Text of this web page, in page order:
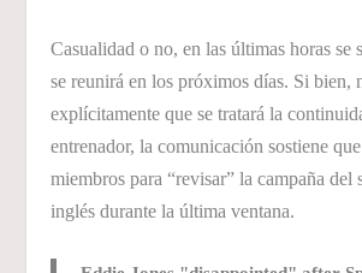
Casualidad o no, en las últimas horas se
se reunirá en los próximos días. Si bien,
explícitamente que se tratará la
entrenador, la comunicación sostiene
miembros para “revisar” la campaña del
inglés durante la última ventana.